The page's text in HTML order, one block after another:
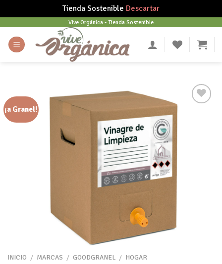
Tienda Sostenible Descartar
content
. Vive Orgánica - Tienda Sostenible .
¡a Granel!
INICIO / MARCAS / GOODGRANEL / HOGAR